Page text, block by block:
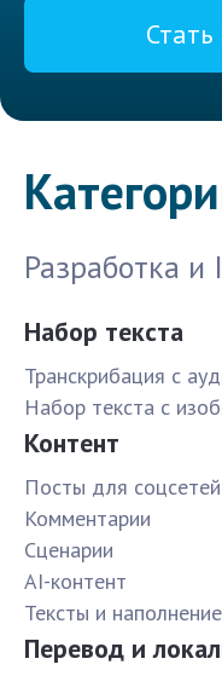
Разработка и
Набор текста
Транскрибация с
Набор текста с
Контент
Посты для соцсетей
Комментарии
Сценарии
AI-контент
Тексты и
Перевод и